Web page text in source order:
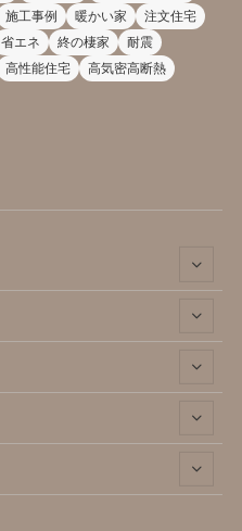
施工事例 暖かい家
注文住宅
省エネ 終の棲家
耐震
高性能住宅
高気密高断熱